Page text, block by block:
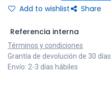
Add to wishlist Share
Referencia interna
Términos y condiciones
Grantía de devolución de 30 días
Envío: 2-3 días hábiles